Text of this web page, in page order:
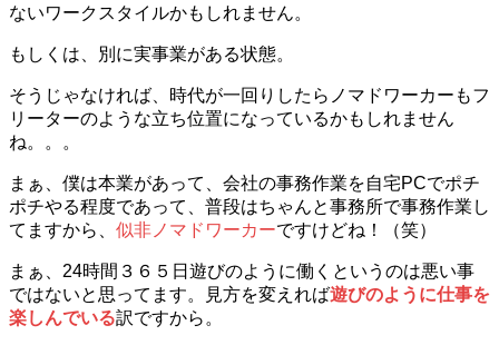
ないワークスタイルかもしれません。
もしくは、別に実事業がある状態。
そうじゃなければ、時代が一回りしたらノマドワーカーもフ
リーターのような立ち位置になっているかもしれません
ね。。。
まぁ、僕は本業があって、会社の事務作業を自宅PCでポチ
ポチやる程度であって、普段はちゃんと事務所で事務作業し
てますから、 似非ノマドワーカーですけどね！（笑）
まぁ、24時間３６５日遊びのように働くというのは悪い事
ではないと思ってます。見方を変えれば遊びのように仕事を
楽しんでいる訳ですから。